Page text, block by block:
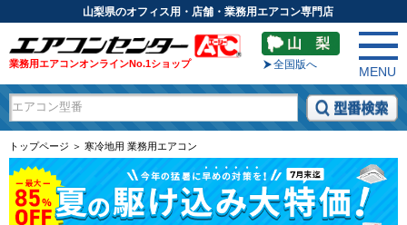
山梨県のオフィス用・店舗・業務用エアコン専門店
業務用エアコンオンラインNo.1ショップ 全国版へ
MENU
トップページ ＞ 寒冷地用 業務用エアコン